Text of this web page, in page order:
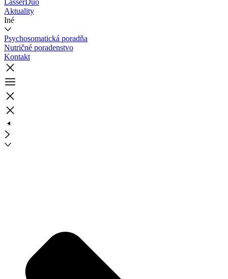
LasserDuo
Aktuality
Iné
Psychosomatická poradňa
Nutričné poradenstvo
Kontakt